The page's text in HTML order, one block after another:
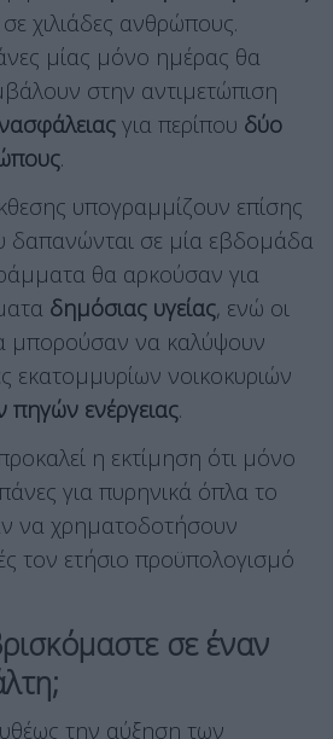
σε χιλιάδες ανθρώπους.
μίας μόνο ημέρας θα
στην αντιμετώπιση
για περίπου δύο
.
υπογραμμίζουν επίσης
δαπανώνται σε μία εβδομάδα
θα αρκούσαν για
δημόσιας υγείας, ενώ οι
μπορούσαν να καλύψουν
εκατομμυρίων νοικοκυριών
ενέργειας.
η εκτίμηση ότι μόνο
για πυρηνικά όπλα το
να χρηματοδοτήσουν
τον ετήσιο προϋπολογισμό
σε έναν
την αύξηση των